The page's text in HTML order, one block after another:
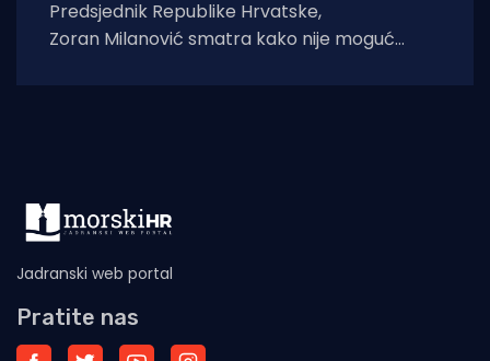
Predsjednik Republike Hrvatske,
Zoran Milanović smatra kako nije moguć
Jadranski web portal
Pratite nas